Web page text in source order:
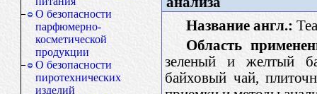
О безопасности
парфюмерно-
косметической
продукции
О безопасности
пиротехнических
изделий
Название англ.:
Область
зеленый и желтый
байховый чай,